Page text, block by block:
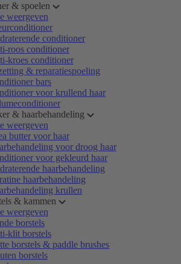
& spoelen
weergeven
conditioner
roos conditioner
kroes conditioner
& reparatiespoeling
bars
voor krullend haar
& haarbehandeling
weergeven
butter voor haar
voor droog haar
voor gekleurd haar
haarbehandeling
haarbehandeling
krullen
& kammen
weergeven
borstels
klit borstels
borstels & paddle brushes
borstels